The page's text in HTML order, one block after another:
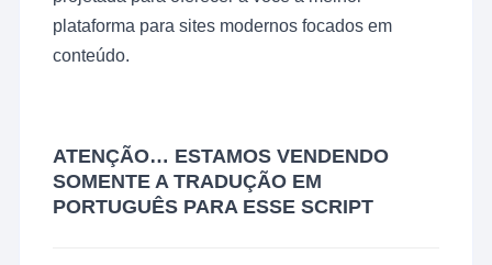
plataforma para sites modernos focados em
conteúdo.
ATENÇÃO… ESTAMOS VENDENDO
SOMENTE A TRADUÇÃO EM
PORTUGUÊS PARA ESSE SCRIPT